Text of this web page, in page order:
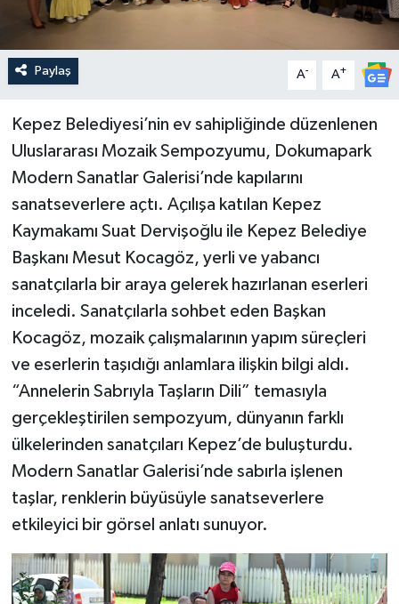
Paylaş A- A+
Kepez Belediyesi’nin ev sahipliğinde düzenlenen
Uluslararası Mozaik Sempozyumu, Dokumapark
Modern Sanatlar Galerisi’nde kapılarını
sanatseverlere açtı. Açılışa katılan Kepez
Kaymakamı Suat Dervişoğlu ile Kepez Belediye
Başkanı Mesut Kocagöz, yerli ve yabancı
sanatçılarla bir araya gelerek hazırlanan eserleri
inceledi. Sanatçılarla sohbet eden Başkan
Kocagöz, mozaik çalışmalarının yapım süreçleri
ve eserlerin taşıdığı anlamlara ilişkin bilgi aldı.
“Annelerin Sabrıyla Taşların Dili” temasıyla
gerçekleştirilen sempozyum, dünyanın farklı
ülkelerinden sanatçıları Kepez’de buluşturdu.
Modern Sanatlar Galerisi’nde sabırla işlenen
taşlar, renklerin büyüsüyle sanatseverlere
etkileyici bir görsel anlatı sunuyor.